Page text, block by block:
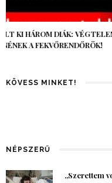
AZ AI-VILÁGVÉGE
EGÉSZ VILÁG
KÖVESS MINKET!
NÉPSZERŰ
„Szerettem